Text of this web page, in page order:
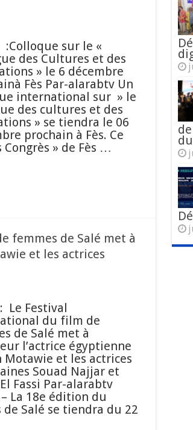
:Colloque sur le «
des Cultures et des
» le 6 décembre
Fès Par-alarabtv Un
international sur » le
des cultures et des
» se tiendra le 06
prochain à Fès. Ce
» de Fès …
femmes de Salé met à
et les actrices
Le Festival
du film de
de Salé met à
l’actrice égyptienne
Motawie et les actrices
Souad Najjar et
Fassi Par-alarabtv
La 18e édition du
Salé se tiendra du 22